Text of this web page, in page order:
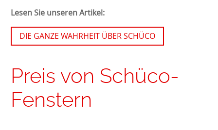
Lesen Sie unseren Artikel:
DIE GANZE WAHRHEIT ÜBER SCHÜCO
Preis von Schüco-
Fenstern